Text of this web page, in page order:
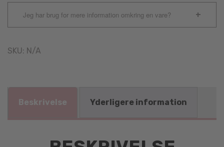
Jeg har brug for mere information omkring en vare?
SKU: N/A
Beskrivelse Yderligere information